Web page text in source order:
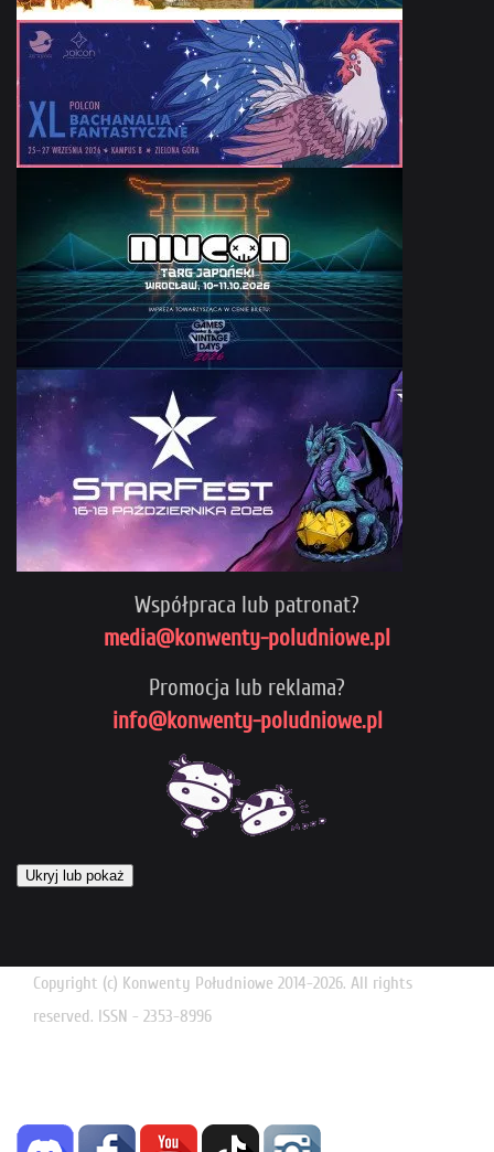
Współpraca lub patronat?
media@konwenty-poludniowe.pl
Promocja lub reklama?
info@konwenty-poludniowe.pl
Ukryj lub pokaż
Copyright (c) Konwenty Południowe 2014-2026. All rights
reserved. ISSN - 2353-8996